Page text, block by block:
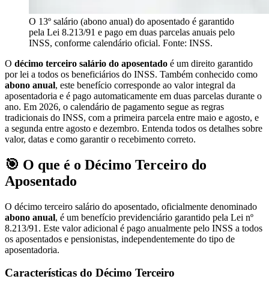
O 13º salário (abono anual) do aposentado é garantido
pela Lei 8.213/91 e pago em duas parcelas anuais pelo
INSS, conforme calendário oficial. Fonte: INSS.
O décimo terceiro salário do aposentado é um direito garantido
por lei a todos os beneficiários do INSS. Também conhecido como
abono anual, este benefício corresponde ao valor integral da
aposentadoria e é pago automaticamente em duas parcelas durante o
ano. Em 2026, o calendário de pagamento segue as regras
tradicionais do INSS, com a primeira parcela entre maio e agosto, e
a segunda entre agosto e dezembro. Entenda todos os detalhes sobre
valor, datas e como garantir o recebimento correto.
🎯 O que é o Décimo Terceiro do
Aposentado
O décimo terceiro salário do aposentado, oficialmente denominado
abono anual, é um benefício previdenciário garantido pela Lei nº
8.213/91. Este valor adicional é pago anualmente pelo INSS a todos
os aposentados e pensionistas, independentemente do tipo de
aposentadoria.
Características do Décimo Terceiro